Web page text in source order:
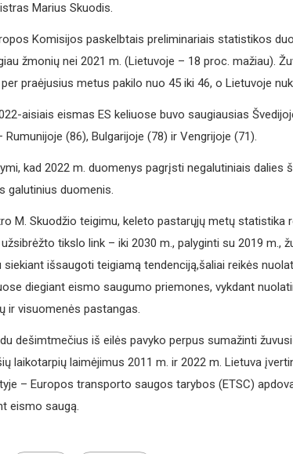
Marius Skuodis.
Komisijos paskelbtais preliminariais statistikos
žmonių nei 2021 m. (Lietuvoje – 18 proc. mažiau).
praėjusius metus pakilo nuo 45 iki 46, o Lietuvoje
aisiais eismas ES keliuose buvo saugiausias
(86), Bulgarijoje (78) ir Vengrijoje (71).
kad 2022 m. duomenys pagrįsti negalutiniais dalies
galutinius duomenis.
M. Skuodžio teigimu, keleto pastarųjų metų statistika
tikslo link – iki 2030 m., palyginti su 2019 m.,
siekiant išsaugoti teigiamą tendenciją,šaliai reikės
diegiant eismo saugumo priemones, vykdant
ir visuomenės pastangas.
dešimtmečius iš eilės pavyko perpus sumažinti
laikotarpių laimėjimus 2011 m. ir 2022 m. Lietuva
– Europos transporto saugos tarybos (ETSC)
eismo saugą.